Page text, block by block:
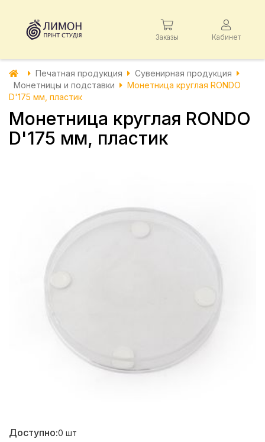
Заказы Кабинет
Печатная продукция
Сувенирная продукция
Монетницы и подставки
Монетница круглая RONDO
D'175 мм, пластик
Монетница круглая RONDO
D'175 мм, пластик
Доступно:0 шт